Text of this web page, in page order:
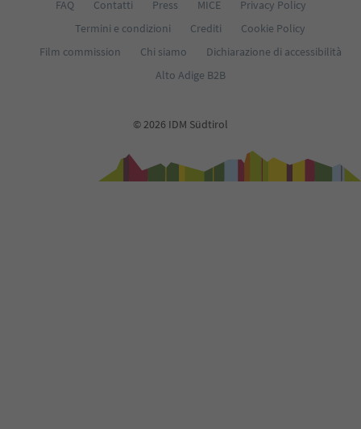
FAQ Contatti Press MICE
Privacy Policy
Termini e condizioni
Crediti
Cookie Policy
Film commission
Chi siamo
Dichiarazione di accessibilità
Alto Adige B2B
© 2026 IDM Südtirol